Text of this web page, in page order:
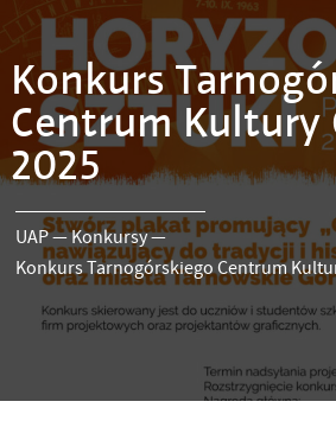
Konkurs
Centrum Kultury
2025
UAP—Konkursy—
Konkurs Tarnogórskiego Centrum